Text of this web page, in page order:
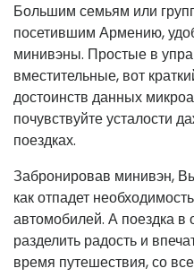
Большим семьям или
посетившим Армению,
минивэны. Простые в
вместительные, вот
достоинств данных
почувствуйте усталости
поездках.
Забронировав минивэн,
как отпадет
автомобилей. А поездка
разделить радость и
время путешествия, со